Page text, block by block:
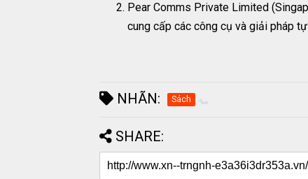
Pear Comms Private Limited
cung cấp các công cụ và giải pháp
NHÃN: Sách
SHARE: